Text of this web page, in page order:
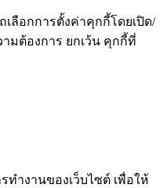
ลือกการตั้งค่าคุกกี้โดยเปิด/
มต้องการ ยกเว้น คุกกี้ที่
ำงานของเว็บไซต์ เพื่อให้